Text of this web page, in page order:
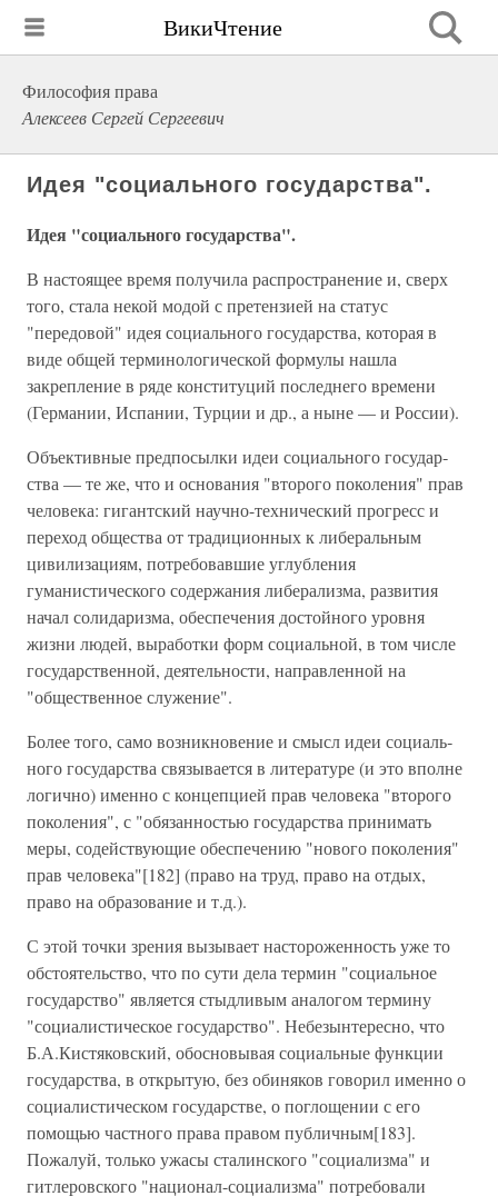
ВикиЧтение
Философия права
Алексеев Сергей Сергеевич
Идея "социального государства".
Идея "социального государства".
В настоящее время получила распространение и, сверх
того, стала некой модой с претензией на статус
"передовой" идея социального государства, которая в
виде общей терминологической формулы нашла
закрепление в ряде конституций последнего времени
(Германии, Испании, Турции и др., а ныне — и России).
Объективные предпосылки идеи социального государ­
ства — те же, что и основания "второго поколения" прав
человека: гигантский научно-технический прогресс и
переход общества от традиционных к либеральным
цивилизациям, потребовавшие углубления
гуманистического содержания либерализма, развития
начал солидаризма, обеспе­чения достойного уровня
жизни людей, выработки форм социальной, в том числе
государственной, деятельности, направленной на
"общественное служение".
Более того, само возникновение и смысл идеи социаль­
ного государства связывается в литературе (и это вполне
логично) именно с концепцией прав человека "второго
поко­ления", с "обязанностью государства принимать
меры, содействующие обеспечению "нового поколения"
прав чело­века"[182] (право на труд, право на отдых,
право на образова­ние и т.д.).
С этой точки зрения вызывает настороженность уже то
обстоятельство, что по сути дела термин "социальное
государство" является стыдливым аналогом термину
"социалистическое государство". Небезынтересно, что
Б.А.Кистяковский, обосновывая социальные функции
государства, в открытую, без обиняков говорил именно о
социалистиче­ском государстве, о поглощении с его
помощью частного права правом публичным[183].
Пожалуй, только ужасы сталин­ского "социализма" и
гитлеровского "национал-социализ­ма" потребовали